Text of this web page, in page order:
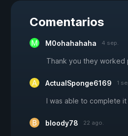
Comentarios
M0ohahahaha 4 sep.
Thank you they worked
ActualSponge6169 1
I was able to complete
bloody78 22 ago.